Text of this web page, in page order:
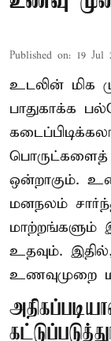
Published on: 19 Jul
உடலின் மிக
பாதுகாக்க
பொருட்களைத்
ஒன்றாகும்.
மனநலம்
மாற்றங்களும்
உதவும்.
உணவுமுறை